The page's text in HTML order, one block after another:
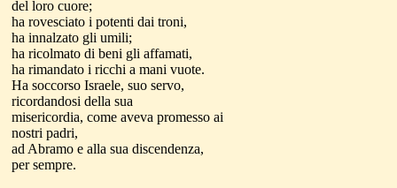
del loro cuore;
ha rovesciato i potenti dai troni,
ha innalzato gli umili;
ha ricolmato di beni gli affamati,
ha rimandato i ricchi a mani vuote.
Ha soccorso Israele, suo servo,
ricordandosi della sua
misericordia, come aveva promesso ai
nostri padri,
ad Abramo e alla sua discendenza,
per sempre.